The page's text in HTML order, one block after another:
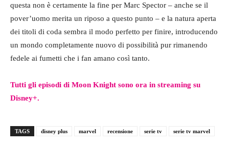
questa non è certamente la fine per Marc Spector – anche se il
pover’uomo merita un riposo a questo punto – e la natura aperta
dei titoli di coda sembra il modo perfetto per finire, introducendo
un mondo completamente nuovo di possibilità pur rimanendo
fedele ai fumetti che i fan amano così tanto.
Tutti gli episodi di Moon Knight sono ora in streaming su
Disney+.
TAGS disney plus marvel recensione serie tv serie tv marvel